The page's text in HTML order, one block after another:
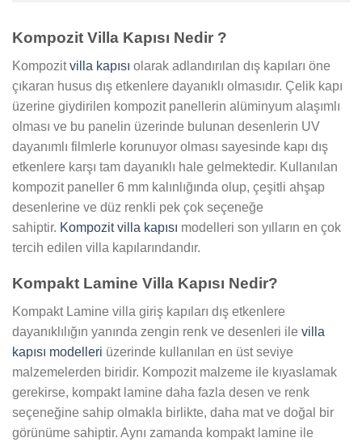
Kompozit Villa Kapısı Nedir ?
Kompozitvilla kapısı olarak adlandırılan dış kapıları öne
çıkaran husus dış etkenlere dayanıklı olmasıdır. Çelik kapı
üzerine giydirilen kompozit panellerin alüminyum alaşımlı
olması ve bu panelin üzerinde bulunan desenlerin UV
dayanımlı filmlerle korunuyor olması sayesinde kapı dış
etkenlere karşı tam dayanıklı hale gelmektedir. Kullanılan
kompozit paneller 6 mm kalınlığında olup, çeşitli ahşap
desenlerine ve düz renkli pek çok seçeneğe
sahiptir. Kompozit villa kapısı modelleri son yılların en çok
tercih edilen villa kapılarındandır.
Kompakt Lamine Villa Kapısı Nedir?
Kompakt Lamine villa giriş kapıları dış etkenlere
dayanıklılığın yanında zengin renk ve desenleri ile villa
kapısı modelleri üzerinde kullanılan en üst seviye
malzemelerden biridir. Kompozit malzeme ile kıyaslamak
gerekirse, kompakt lamine daha fazla desen ve renk
seçeneğine sahip olmakla birlikte, daha mat ve doğal bir
görünüme sahiptir. Aynı zamanda kompakt lamine ile